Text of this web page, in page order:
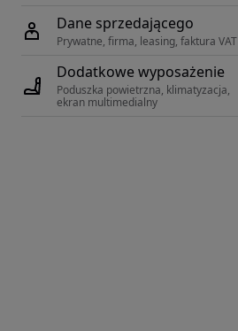
Dane sprzedającego
Prywatne, firma, leasing, faktura VAT
Dodatkowe wyposażenie
Poduszka powietrzna, klimatyzacja,
ekran multimedialny